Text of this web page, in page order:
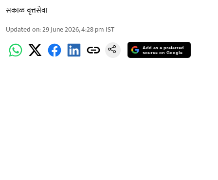
सकाळ वृत्तसेवा
Updated on:29 June 2026, 4:28 pm IST
Add as a preferred
source on Google